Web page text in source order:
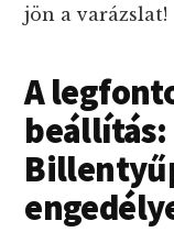
jön a varázslat!
A
beállítás: